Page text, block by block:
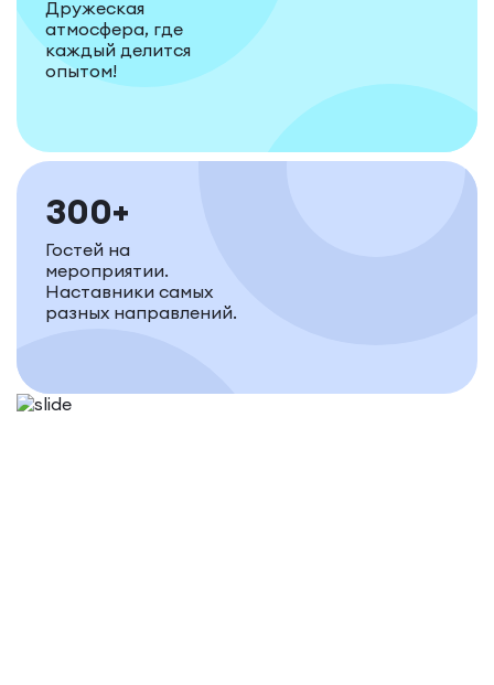
Дружеская
атмосфера, где
каждый делится
опытом!
300+
Гостей на
мероприятии.
Наставники самых
разных направлений.